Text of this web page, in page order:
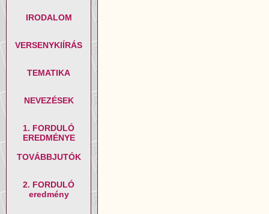
IRODALOM
VERSENYKIÍRÁS
TEMATIKA
NEVEZÉSEK
1. FORDULÓ
EREDMÉNYE
TOVÁBBJUTÓK
2. FORDULÓ
eredmény